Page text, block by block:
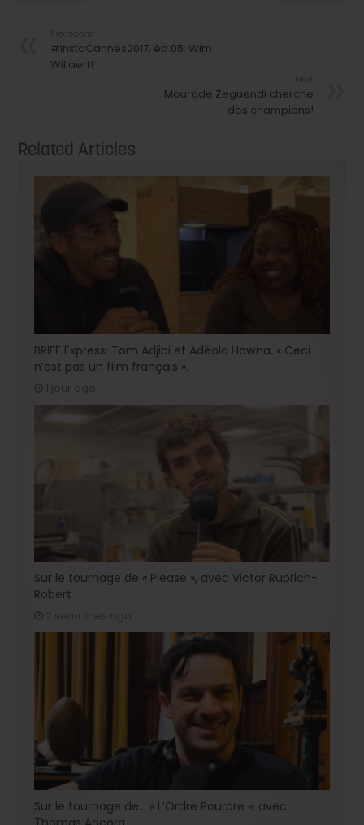
#instaCannes2017, ép.05: Wim
Willaert!
Mourade Zeguendi cherche
des champions!
Related Articles
BRIFF Express: Tom Adjibi et Adéola Hawna, « Ceci
n’est pas un film français ».
1 jour ago
Sur le tournage de « Please », avec Victor Ruprich-
Robert
2 semaines ago
Sur le tournage de… « L’Ordre Pourpre », avec